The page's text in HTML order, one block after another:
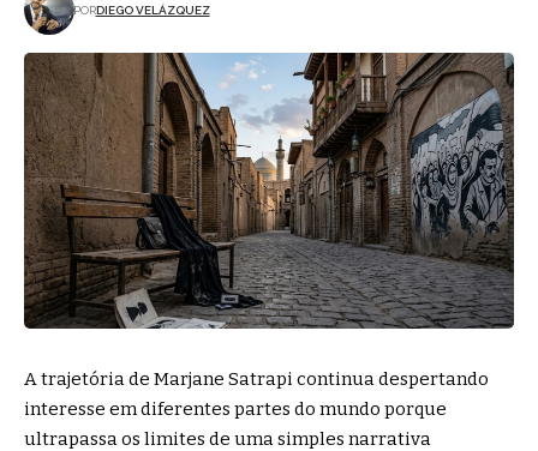
PORDIEGO VELÁZQUEZ
A trajetória de Marjane Satrapi continua despertando
interesse em diferentes partes do mundo porque
ultrapassa os limites de uma simples narrativa